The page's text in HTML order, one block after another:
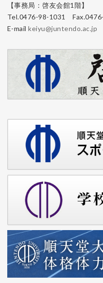
【事務局：啓友会館1階】
Tel.0476-98-1031
E-mailkeiyu@juntendo.ac.jp